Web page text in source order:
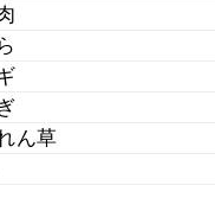
ん草